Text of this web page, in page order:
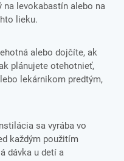
na levokabastín alebo na
lieku.
alebo dojčíte, ak
plánujete otehotnieť,
lekárnikom predtým,
sa vyrába vo
každým použitím
dávka u detí a